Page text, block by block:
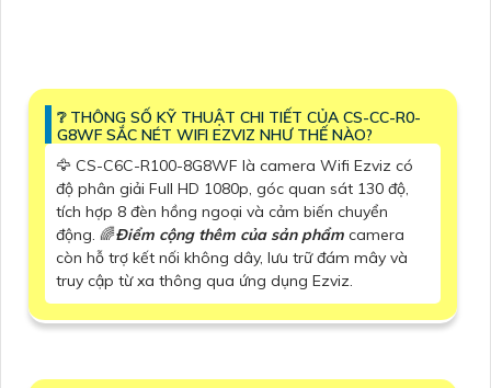
❔ THÔNG SỐ KỸ THUẬT CHI TIẾT CỦA CS-CC-R0-
G8WF SẮC NÉT WIFI EZVIZ NHƯ THẾ NÀO?
🦅 CS-C6C-R100-8G8WF là camera Wifi Ezviz có
độ phân giải Full HD 1080p, góc quan sát 130 độ,
tích hợp 8 đèn hồng ngoại và cảm biến chuyển
động. 🌈Điểm cộng thêm của sản phẩm camera
còn hỗ trợ kết nối không dây, lưu trữ đám mây và
truy cập từ xa thông qua ứng dụng Ezviz.